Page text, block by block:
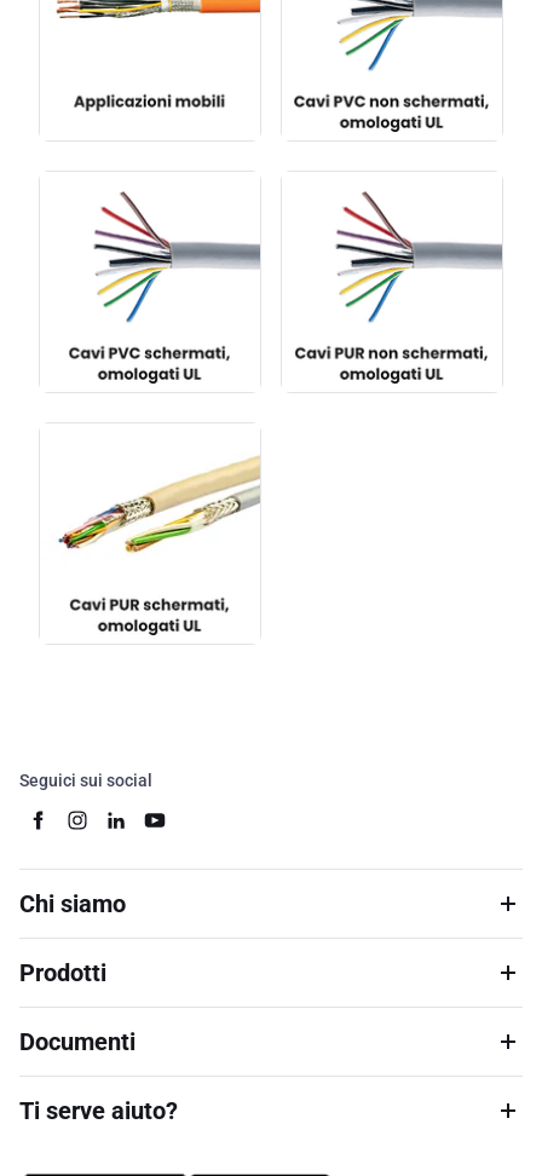
Seguici sui social
Chi siamo
Prodotti
Documenti
Ti serve aiuto?